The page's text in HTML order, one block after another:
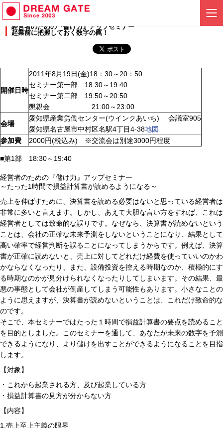
経営者のための『儲け力』アップセミナー
起業前に把握しておく数字の罠！
開催日時
2011年8月19日(金)18：30～20：50
セミナー第一部 18:30～19:40
セミナー第二部 19:50～20:50
懇親会 21:00～23:00
会場
愛知県産業労働センター(ウインクあいち) 会議室905
愛知県名古屋市中村区名駅4丁目4-38地図
参加費
2000円(税込み) ※交流会は別途3000円程度
■第1部 18:30～19:40
経営者のための『儲け力』アップセミナー
～たった1時間で損益計算書が読めるようになる～
売上を伸ばすために、決算書を読める必要はないと思っている経営者は
非常に多いと言えます。しかし、あえて大胆な言い方をすれば、これは
経営者としては致命的な誤りです。なぜなら、決算書が読めないという
ことは、会社の正確な未来予測をしないということになり、結果として
高い確率で経営判断を誤ることになってしまうからです。例えば、決算
書が正確に読めないと、売上に対してどれだけ経費を使っていいのかわ
かならなくなったり、また、設備投資を控える時期なのか、積極的にす
る時期なのかが見分けられなくなったりしてしまいます。その結果、最
悪の事態として会社が倒産してしまう可能性もあります。小さなことの
ように思えますが、決算書が読めないということは、これだけ致命的な
のです。
そこで、本セミナーではたった１時間で損益計算書の要点を読めること
を目的としました。このセミナーを通して、あなたが未来の数字を予測
できるようになり、より儲けを出すことができるようになることを目指
します。
【対象】
・これから起業される方、及び起業している方
・損益計算書の見方が分からない方
【内容】
1.売上至上主義の限界